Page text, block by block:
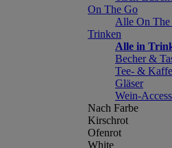
On The Go
Alle On The
Trinken
Alle in
Becher &
Tee- &
Gläser
Wein-
Nach Farbe
Kirschrot
Ofenrot
White